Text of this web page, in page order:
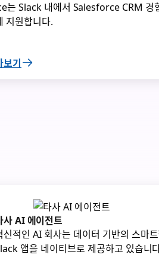
Slack 내에서 Salesforce CRM 경
지원합니다.
보기
사 AI 에이전트
신적인 AI 회사는 데이터 기반의 스마
앱을 네이티브로 제공하고 있습니